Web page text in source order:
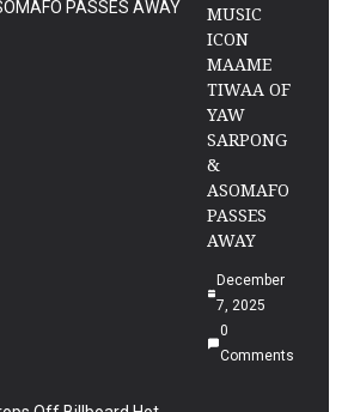
MUSIC
ICON
MAAME
TIWAA OF
YAW
SARPONG
&
ASOMAFO
PASSES
AWAY
December
7, 2025
0
Comments